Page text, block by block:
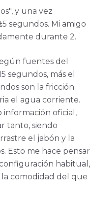
y una vez
5 segundos. Mi amigo
durante 2.
fuentes del
segundos, más el
son la fricción
el agua corriente.
oficial,
tanto, siendo
el jabón y la
Esto me hace pensar
habitual,
la comodidad del que